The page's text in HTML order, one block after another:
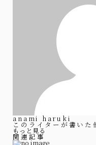
anami haruki
このライターが書いた
もっと見る
関連記事